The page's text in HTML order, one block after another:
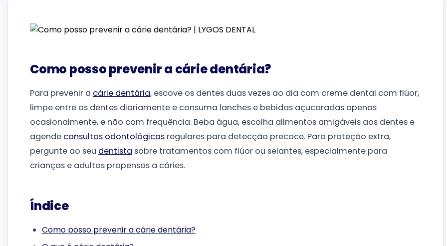
Como posso prevenir a cárie dentária?
Para prevenir a cárie dentária, escove os dentes duas vezes ao dia com creme dental com flúor,
limpe entre os dentes diariamente e consuma lanches e bebidas açucaradas apenas
ocasionalmente, e não com frequência. Beba água, escolha alimentos amigáveis aos dentes e
agende consultas odontológicas regulares para detecção precoce. Para proteção extra,
pergunte ao seu dentista sobre tratamentos com flúor ou selantes, especialmente para
crianças e adultos propensos a cáries.
Índice
Como posso prevenir a cárie dentária?